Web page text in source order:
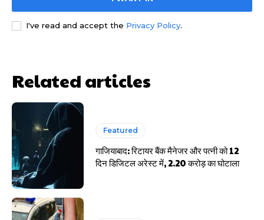
HIGHLIGHT
I've read and accept the Privacy Policy.
Related articles
Featured
गाजियाबाद: रिटायर बैंक मैनेजर और पत्नी को 12
दिन डिजिटल अरेस्ट में, 2.20 करोड़ का घोटाला